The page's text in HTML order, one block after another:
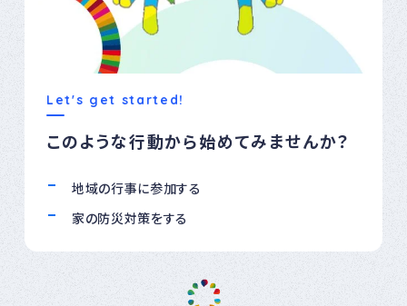
Let's get started!
このような行動から始めてみませんか？
地域の行事に参加する
家の防災対策をする